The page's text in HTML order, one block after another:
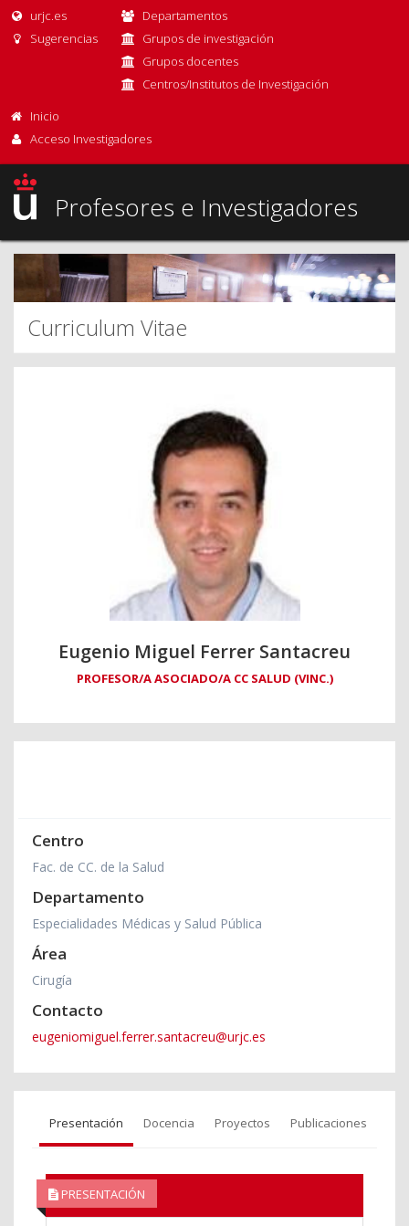
urjc.es
Sugerencias
Departamentos
Grupos de investigación
Grupos docentes
Centros/Institutos de Investigación
Inicio
Acceso Investigadores
Profesores e Investigadores
Curriculum Vitae
Eugenio Miguel Ferrer Santacreu
PROFESOR/A ASOCIADO/A CC SALUD (VINC.)
Centro
Fac. de CC. de la Salud
Departamento
Especialidades Médicas y Salud Pública
Área
Cirugía
Contacto
eugeniomiguel.ferrer.santacreu@urjc.es
Presentación Docencia Proyectos Publicaciones
PRESENTACIÓN